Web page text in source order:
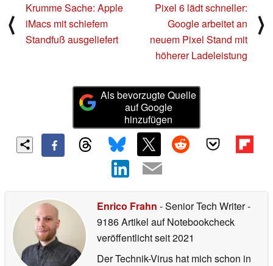
⟨
Krumme Sache: Apple
iMacs mit schiefem
Standfuß ausgeliefert
Pixel 6 lädt schneller:
Google arbeitet an
neuem Pixel Stand mit
höherer Ladeleistung
⟩
Als bevorzugte Quelle
auf Google
hinzufügen
Enrico Frahn - Senior Tech Writer-
9186 Artikel auf Notebookcheck
veröffentlichtseit 2021
Der Technik-Virus hat mich schon in